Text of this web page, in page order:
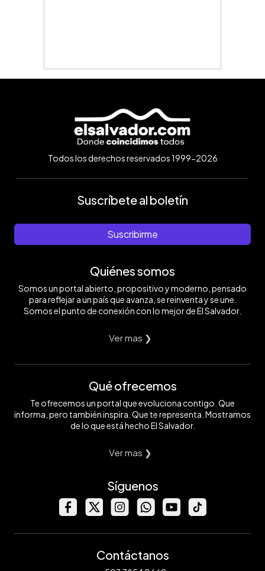
Todos los derechos reservados 1999-2026
Suscríbete al boletín
Suscribirme
Quiénes somos
Somos un portal abierto, propositivo y moderno, pensado
para reflejar a un país que avanza, se reinventa y se une.
Somos el punto de conexión con lo mejor de El Salvador.
Ver mas ❯
Qué ofrecemos
Te ofrecemos un portal que evoluciona contigo. Que
informa, pero también inspira. Que te representa. Mostramos
de lo que está hecho El Salvador.
Ver mas ❯
Síguenos
Contáctanos